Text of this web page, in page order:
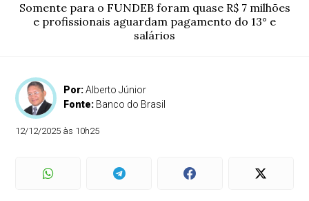
Somente para o FUNDEB foram quase R$ 7 milhões
e profissionais aguardam pagamento do 13° e
salários
Por:Alberto Júnior
Fonte: Banco do Brasil
12/12/2025 às 10h25